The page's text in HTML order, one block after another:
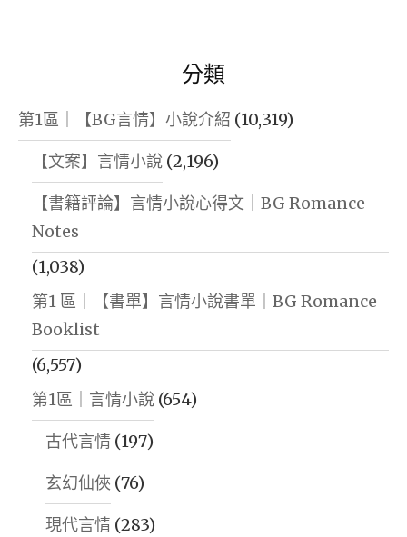
分類
第1區｜【BG言情】小說介紹 (10,319)
【文案】言情小說 (2,196)
【書籍評論】言情小說心得文｜BG Romance
Notes
(1,038)
第1 區｜【書單】言情小說書單｜BG Romance
Booklist
(6,557)
第1區｜言情小說 (654)
古代言情 (197)
玄幻仙俠 (76)
現代言情 (283)